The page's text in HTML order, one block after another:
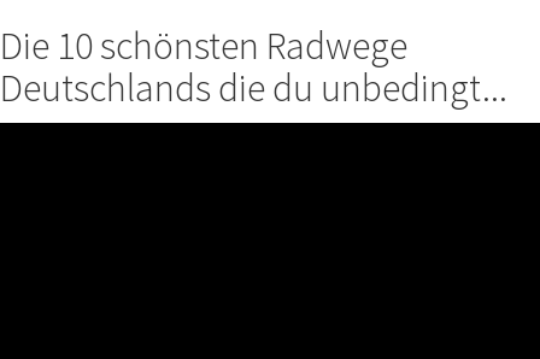
Die 10 schönsten Radwege
Deutschlands die du unbedingt...